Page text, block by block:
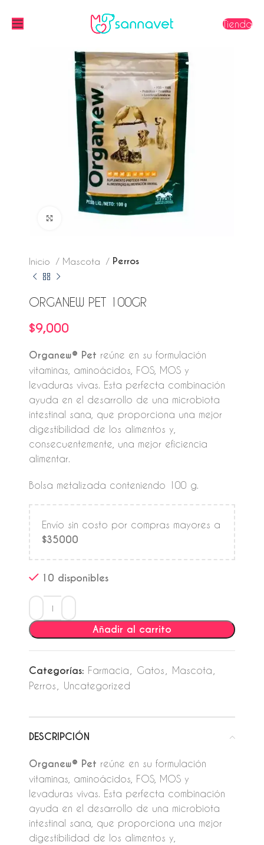
Tienda
Click to enlarge
Inicio Mascota Perros
ORGANEW PET 100GR
$9,000
Organew® Pet reúne en su formulación
vitaminas, aminoácidos, FOS, MOS y
levaduras vivas. Esta perfecta combinación
ayuda en el desarrollo de una microbiota
intestinal sana, que proporciona una mejor
digestibilidad de los alimentos y,
consecuentemente, una mejor eficiencia
alimentar.
Bolsa metalizada conteniendo 100 g.
Envío sin costo por compras mayores a
$35000
10 disponibles
Añadir al carrito
Categorías: Farmacia Gatos Mascota
Perros
Uncategorized
DESCRIPCIÓN
Organew® Pet reúne en su formulación
vitaminas, aminoácidos, FOS, MOS y
levaduras vivas. Esta perfecta combinación
ayuda en el desarrollo de una microbiota
intestinal sana, que proporciona una mejor
digestibilidad de los alimentos y,